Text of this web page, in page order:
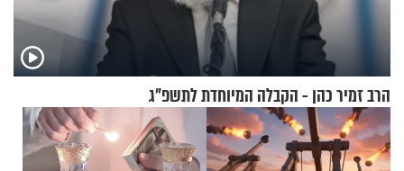
הרב זמיר כהן - הקבלה המיוחדת לתשפ"ג